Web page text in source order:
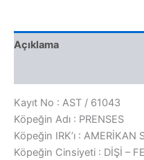
Açıklama
Kayıt No : AST / 61043
Köpeğin Adı : PRENSES
Köpeğin IRK’ı : AMERİKAN
Köpeğin Cinsiyeti : DİŞİ –